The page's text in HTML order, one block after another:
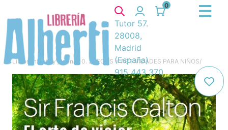
0
Tutor 57.
28008,
Madrid
(España)
915 443 370
Libros Infantil y juvenil 10. JUEGOS Y ACTIVIDADES PARA NIÑOS/